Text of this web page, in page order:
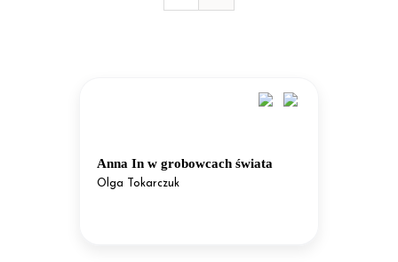
Anna In w grobowcach świata
Olga Tokarczuk